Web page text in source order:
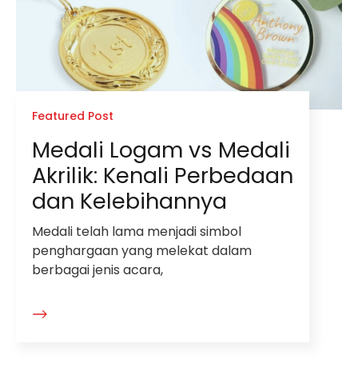
Featured Post
Medali Logam vs Medali
Akrilik: Kenali Perbedaan
dan Kelebihannya
Medali telah lama menjadi simbol
penghargaan yang melekat dalam
berbagai jenis acara,